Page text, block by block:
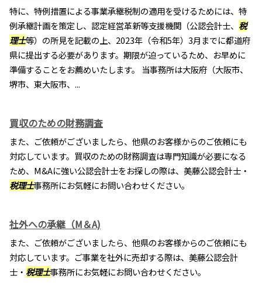
特に、特例措置による事業承継税制の適用を受けるためには、特
例承継計画を策定し、認定経営革新等支援機関（公認会計士、 税
理士等）の所見を記載の上、2023年（令和5年）3月までに都道府
県に提出する必要があります。期限が迫っているため、お早めに
準備することをお薦めいたします。 当事務所は大阪府（大阪市、
堺市、東大阪市、...
買収のための財務調査
また、ご依頼がございましたら、他県のお客様からのご依頼にも
対応しています。買収のための財務調査は専門知識が必要になる
ため、M&Aに強い公認会計士をお探しの際は、美藤公認会計士・
税理士事務所にお気軽にお問い合わせください。
社外への承継（M＆A)
また、ご依頼がございましたら、他県のお客様からのご依頼にも
対応しています。ご事業を社外に売却する際は、美藤公認会計
士・ 税理士事務所にお気軽にお問い合わせください。